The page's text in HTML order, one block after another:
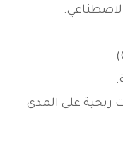
ربحية على المدى